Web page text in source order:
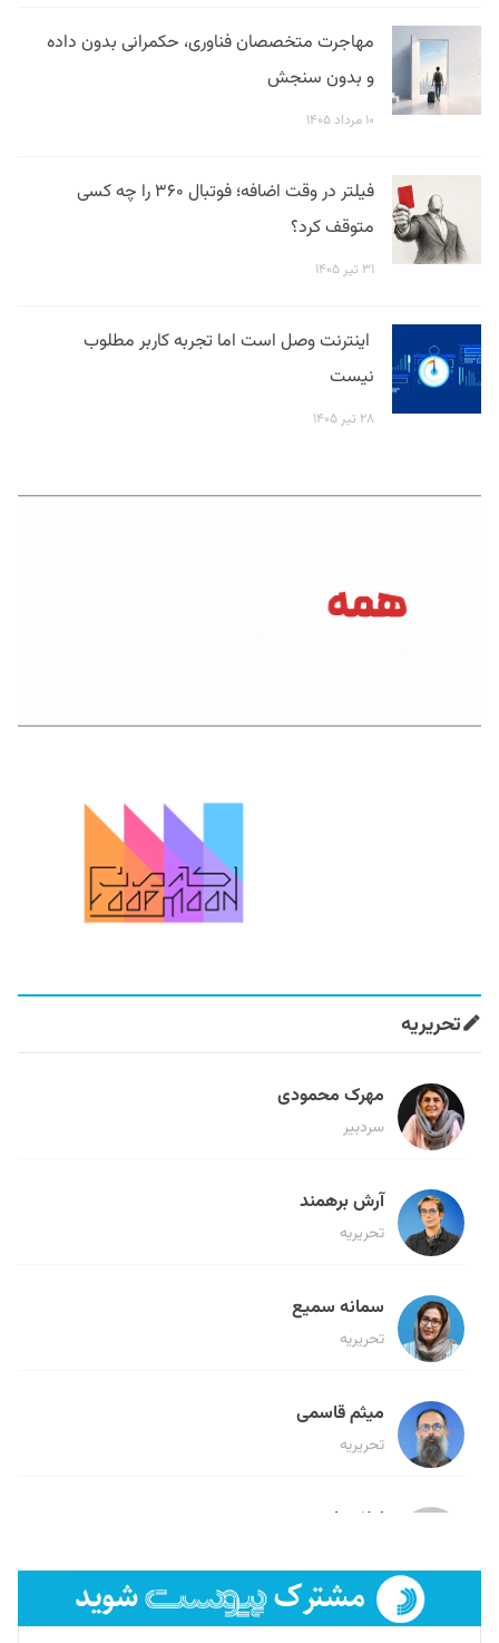
مهاجرت متخصصان فناوری، حکمرانی بدون داده
و بدون سنجش
۱۰ مرداد ۱۴۰۵
فیلتر در وقت اضافه؛ فوتبال ۳۶۰ را چه کسی
متوقف کرد؟
۳۱ تیر ۱۴۰۵
اینترنت وصل است اما تجربه کاربر مطلوب
نیست
۲۸ تیر ۱۴۰۵
تحریریه
مهرک محمودی
سردبیر
آرش برهمند
تحریریه
سمانه سمیع
تحریریه
میثم قاسمی
تحریریه
لیلا حنارود
فائزه فتحی رستمی